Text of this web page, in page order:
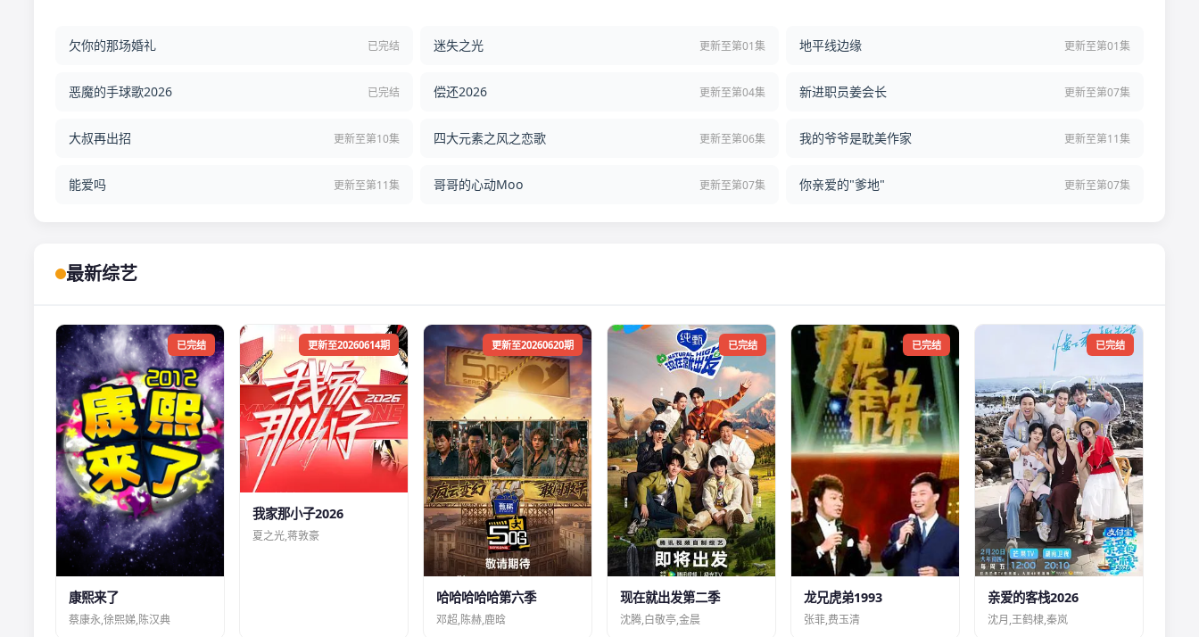
欠你的那场婚礼 已完结 迷失之光 更新至第01集 地平线边缘 更新至第01集
恶魔的手球歌2026 已完结 偿还2026 更新至第04集 新进职员姜会长 更新至第07集
大叔再出招 更新至第10集 四大元素之风之恋歌 更新至第06集 我的爷爷是耽美作家 更新至第11集
能爱吗 更新至第11集 哥哥的心动Moo 更新至第07集 你亲爱的"爹地" 更新至第07集
最新综艺
已完结
康熙来了
蔡康永,徐熙娣,陈汉典
更新至20260614期
我家那小子2026
夏之光,蒋敦豪
更新至20260620期
哈哈哈哈哈第六季
邓超,陈赫,鹿晗
已完结
现在就出发第二季
沈腾,白敬亭,金晨
已完结
龙兄虎弟1993
张菲,费玉清
已完结
亲爱的客栈2026
沈月,王鹤棣,秦岚